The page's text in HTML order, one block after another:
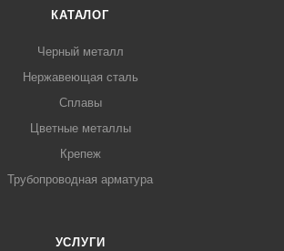
КАТАЛОГ
Черный металл
Нержавеющая сталь
Сплавы
Цветные металлы
Крепеж
Трубопроводная арматура
УСЛУГИ